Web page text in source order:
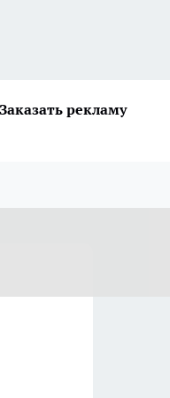
Заказать рекламу